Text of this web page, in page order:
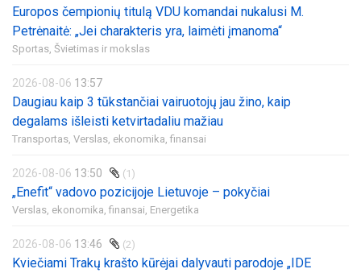
Europos čempionių titulą VDU komandai nukalusi M.
Petrėnaitė: „Jei charakteris yra, laimėti įmanoma“
Sportas, Švietimas ir mokslas
2026-08-06 13:57
Daugiau kaip 3 tūkstančiai vairuotojų jau žino, kaip
degalams išleisti ketvirtadaliu mažiau
Transportas, Verslas, ekonomika, finansai
2026-08-06 13:50 (1)
„Enefit“ vadovo pozicijoje Lietuvoje – pokyčiai
Verslas, ekonomika, finansai, Energetika
2026-08-06 13:46 (2)
Kviečiami Trakų krašto kūrėjai dalyvauti parodoje „IDE